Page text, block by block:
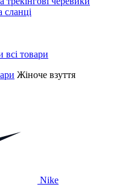
сланці
Жіноче взуття
Nike